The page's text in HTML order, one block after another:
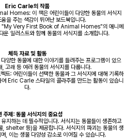
Eric Carle의 작품
Homes: 이 책은 어린이들이 다양한 동물의 서식지
을 주는 색감이 뛰어난 보드북입니다.
"My Very First Book of Animal Homes"의 애니메
운 일러스트와 함께 동물의 서식지를 소개합니다.
체득 자료 및 활동
한 동물에 대한 이야기를 들려주는 프로그램이 있으
, 고래 등 여러 동물의 서식지를 다룹니다.
: 어린이들이 선택한 동물과 그 서식지에 대해 기록하
여 Eric Carle 스타일의 콜라주를 만드는 활동이 있습니
다.
주제: 동물 서식지의 중요성
지하는 데 필수적입니다. 서식지는 동물들이 생존하고
, shelter 등)을 제공합니다. 서식지의 파괴는 동물의 생
, 이는 생물 다양성 감소로 이어질 수 있습니다.